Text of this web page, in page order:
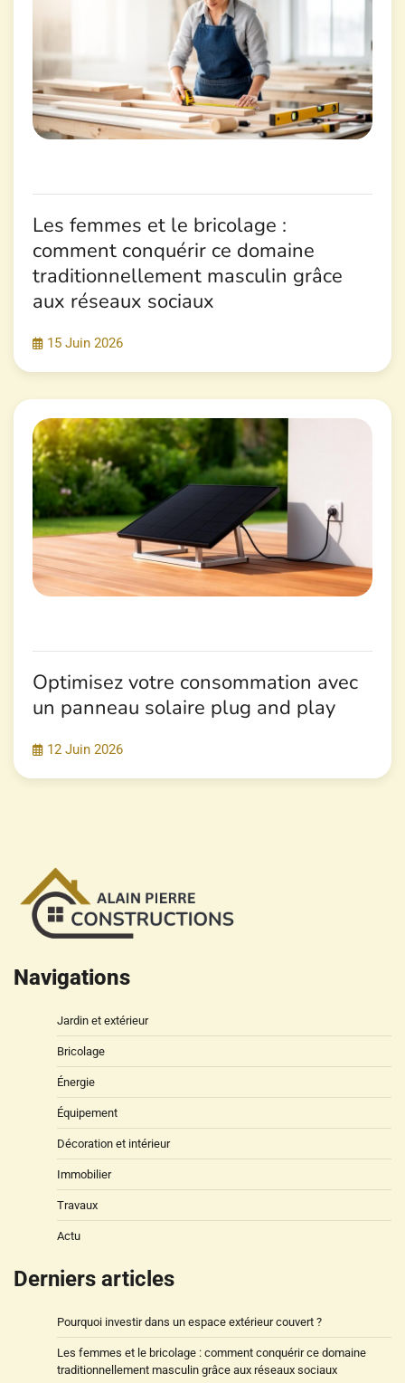
Les femmes et le bricolage :
comment conquérir ce domaine
traditionnellement masculin grâce
aux réseaux sociaux
15 Juin 2026
Optimisez votre consommation avec
un panneau solaire plug and play
12 Juin 2026
Navigations
Jardin et extérieur
Bricolage
Énergie
Équipement
Décoration et intérieur
Immobilier
Travaux
Actu
Derniers articles
Pourquoi investir dans un espace extérieur couvert ?
Les femmes et le bricolage : comment conquérir ce domaine
traditionnellement masculin grâce aux réseaux sociaux